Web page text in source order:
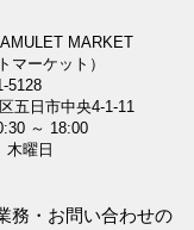
MARKET
マーケット）
5128
五日市中央4-1-11
～ 18:00
木曜日
務・お問い合わせの